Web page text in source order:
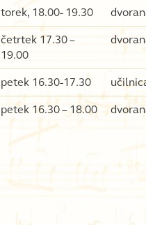
torek, 18.00- 19.30
četrtek 17.30 –
19.00
petek 16.30-17.30
petek 16.30 – 18.00